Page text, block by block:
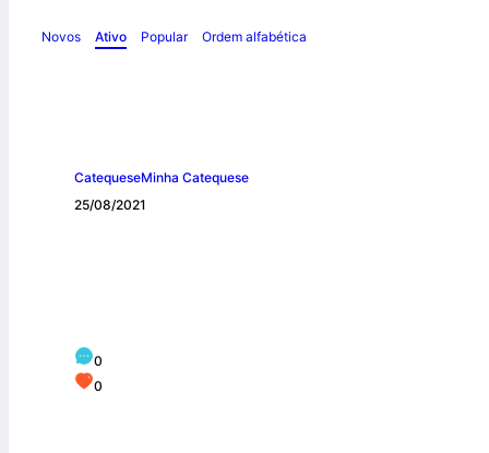
Novos Ativo Popular Ordem alfabética
CatequeseMinha Catequese
25/08/2021
0
0